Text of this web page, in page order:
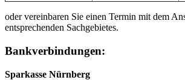
oder vereinbaren Sie einen Termin mit dem
entsprechenden Sachgebietes.
Bankverbindungen:
Sparkasse Nürnberg